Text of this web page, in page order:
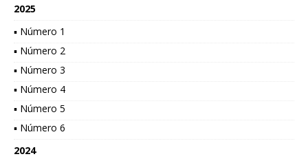
2025
▪ Número 1
▪ Número 2
▪ Número 3
▪ Número 4
▪ Número 5
▪ Número 6
2024